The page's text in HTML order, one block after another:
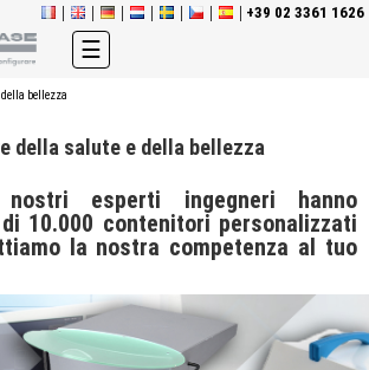
+39 02 3361 1626
navigazione
Toggle
☰
della bellezza
della salute e della bellezza
esperti ingegneri hanno
10.000 contenitori personalizzati
la nostra competenza al tuo